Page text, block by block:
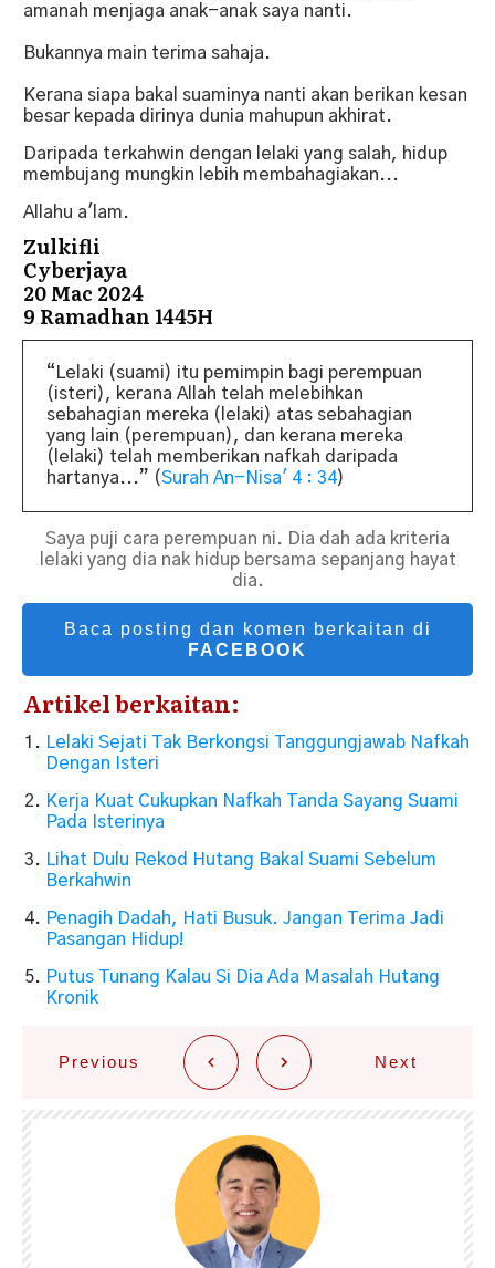
amanah menjaga anak-anak saya nanti.
Bukannya main terima sahaja.
Kerana siapa bakal suaminya nanti akan berikan kesan
besar kepada dirinya dunia mahupun akhirat.
Daripada terkahwin dengan lelaki yang salah, hidup
membujang mungkin lebih membahagiakan...
Allahu a'lam.
Zulkifli
Cyberjaya
20 Mac 2024
9 Ramadhan 1445H
“Lelaki (suami) itu pemimpin bagi perempuan
(isteri), kerana Allah telah melebihkan
sebahagian mereka (lelaki) atas sebahagian
yang lain (perempuan), dan kerana mereka
(lelaki) telah memberikan nafkah daripada
hartanya...” (Surah An-Nisa' 4 : 34)
Saya puji cara perempuan ni. Dia dah ada kriteria
lelaki yang dia nak hidup bersama sepanjang hayat
dia.
Baca posting dan komen berkaitan di
FACEBOOK
Artikel berkaitan:
Lelaki Sejati Tak Berkongsi Tanggungjawab Nafkah
Dengan Isteri
Kerja Kuat Cukupkan Nafkah Tanda Sayang Suami
Pada Isterinya
Lihat Dulu Rekod Hutang Bakal Suami Sebelum
Berkahwin
Penagih Dadah, Hati Busuk. Jangan Terima Jadi
Pasangan Hidup!
Putus Tunang Kalau Si Dia Ada Masalah Hutang
Kronik
Previous Next